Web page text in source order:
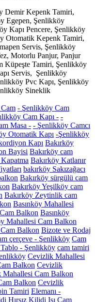
Demir Kepenk Tamiri,
Egepen, Şenlikköy
Kapı Pencere, Şenlikköy
Otomatik Kepenk Tamiri,
Servis, Şenlikköy
Motorlu Panjur, Panjur
Küpeşte Tamiri, Şenlikköy
Servis, Şenlikköy
Pvc Kapı, Şenlikköy
Sineklik
- Şenlikköy Cam
Cam Kapı - -
Masa - - Şenlikköy Camcı
Otomatik Kapı -Şenlikköy
Kapı Bakırköy
Bayisi Bakırköy cam
Bakırköy Katlanır
bakırköy Sakızağacı
Bakırköy sürgülü cam
Bakırköy Yeşilköy cam
Bakırköy Zeytinlik cam
Basınköy Mahallesi
Balkon Basınköy
Mahallesi Cam Balkon
Balkon Bizote ve Rodaj
çerçeve - Şenlikköy Cam
- Şenlikköy cam tamiri
Cevizlik Mahallesi
Balkon Cevizlik
Cam Balkon
Balkon Cevizlik
Tamiri Elemanı -
Hırsız Kilidi Isı Cam